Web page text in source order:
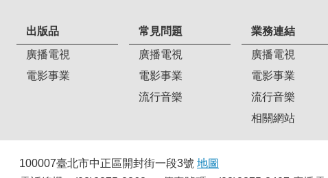
出版品
廣播電視
電影事業
常見問題
廣播電視
電影事業
流行音樂
業務連結
廣播電視
電影事業
流行音樂
相關網站
100007臺北市中正區開封街一段3號 地圖